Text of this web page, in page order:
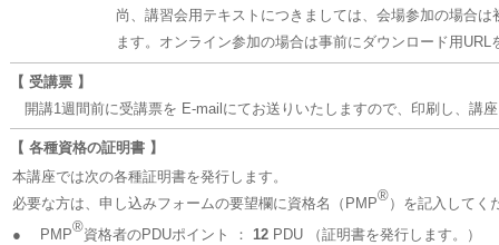
尚、講習会用テキストにつきましては、会場参加の場合
ます。オンライン参加の場合は事前にダウンロード用URL
【 受講票 】
開講1週間前に受講票を E-mailにてお送りいたしますので、印刷し、講
【 各種資格の証明書 】
本講座では次の各種証明書を発行します。
必要な方は、申し込みフォームの要望欄に資格名（PMP
®
）を記入してく
●
PMP
®
資格者のPDUポイント ：12 PDU （証明書を発行します。）